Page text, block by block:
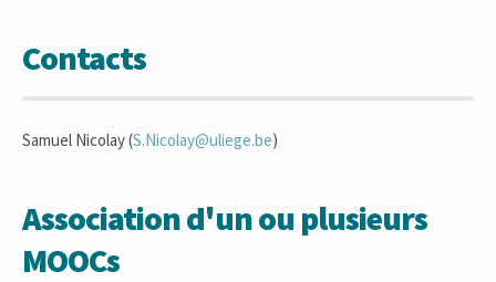
Contacts
Samuel Nicolay (S.Nicolay@uliege.be)
Association d'un ou plusieurs
MOOCs